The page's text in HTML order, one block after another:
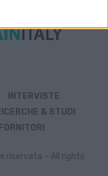
INTERVISTE
& STUDI
riservata – All rights